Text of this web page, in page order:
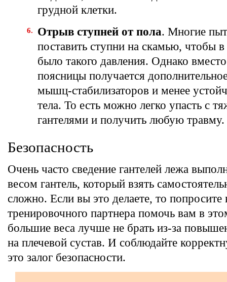
грудной клетки.
Отрыв ступней от пола. Многие
поставить ступни на скамью, чтобы
было такого давления. Однако
поясницы получается
мышц-стабилизаторов и менее
тела. То есть можно легко упасть с
гантелями и получить любую травму.
Безопасность
Очень часто сведение гантелей лежа
весом гантель, который взять
сложно. Если вы это делаете, то попросите
тренировочного партнера помочь вам в
большие веса лучше не брать из-за
на плечевой сустав. И соблюдайте
это залог безопасности.